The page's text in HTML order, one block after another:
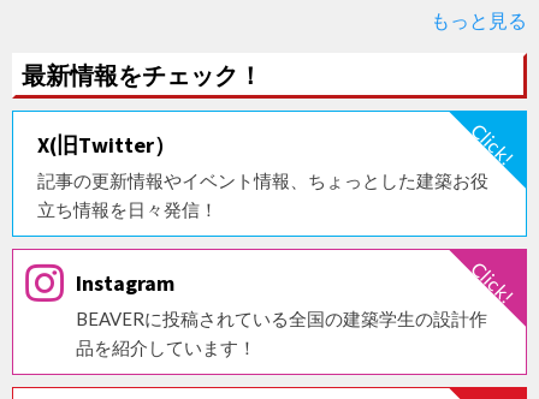
もっと見る
最新情報をチェック！
X(旧Twitter）
記事の更新情報やイベント情報、ちょっとした建築お役
立ち情報を日々発信！
Instagram
BEAVERに投稿されている全国の建築学生の設計作
品を紹介しています！